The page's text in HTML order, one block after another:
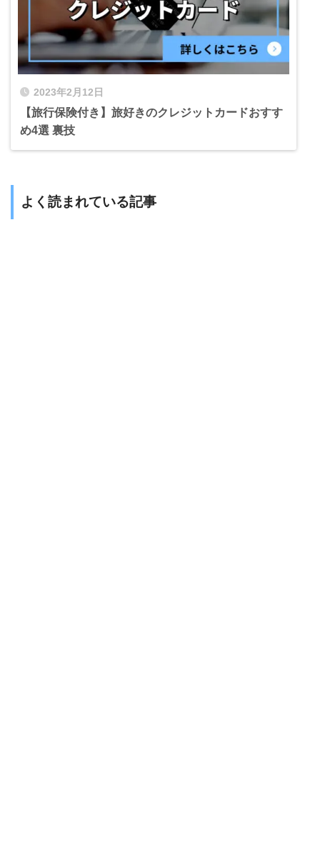
2023年2月12日
【旅行保険付き】旅好きのクレジットカードおすす
め4選 裏技
よく読まれている記事